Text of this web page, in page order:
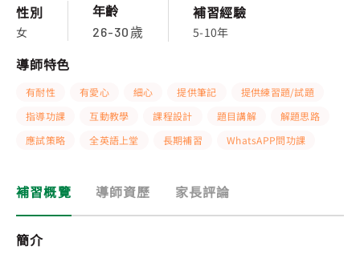
性別
女
年齡
26-30歲
補習經驗
5-10年
導師特色
有耐性 有愛心 細心 提供筆記
提供練習題/試題
指導功課
互動教學 課程設計 題目講解
解題思路
應試策略
全英語上堂 長期補習 WhatsAPP問功課
補習概覽 導師資歷 家長評論
簡介